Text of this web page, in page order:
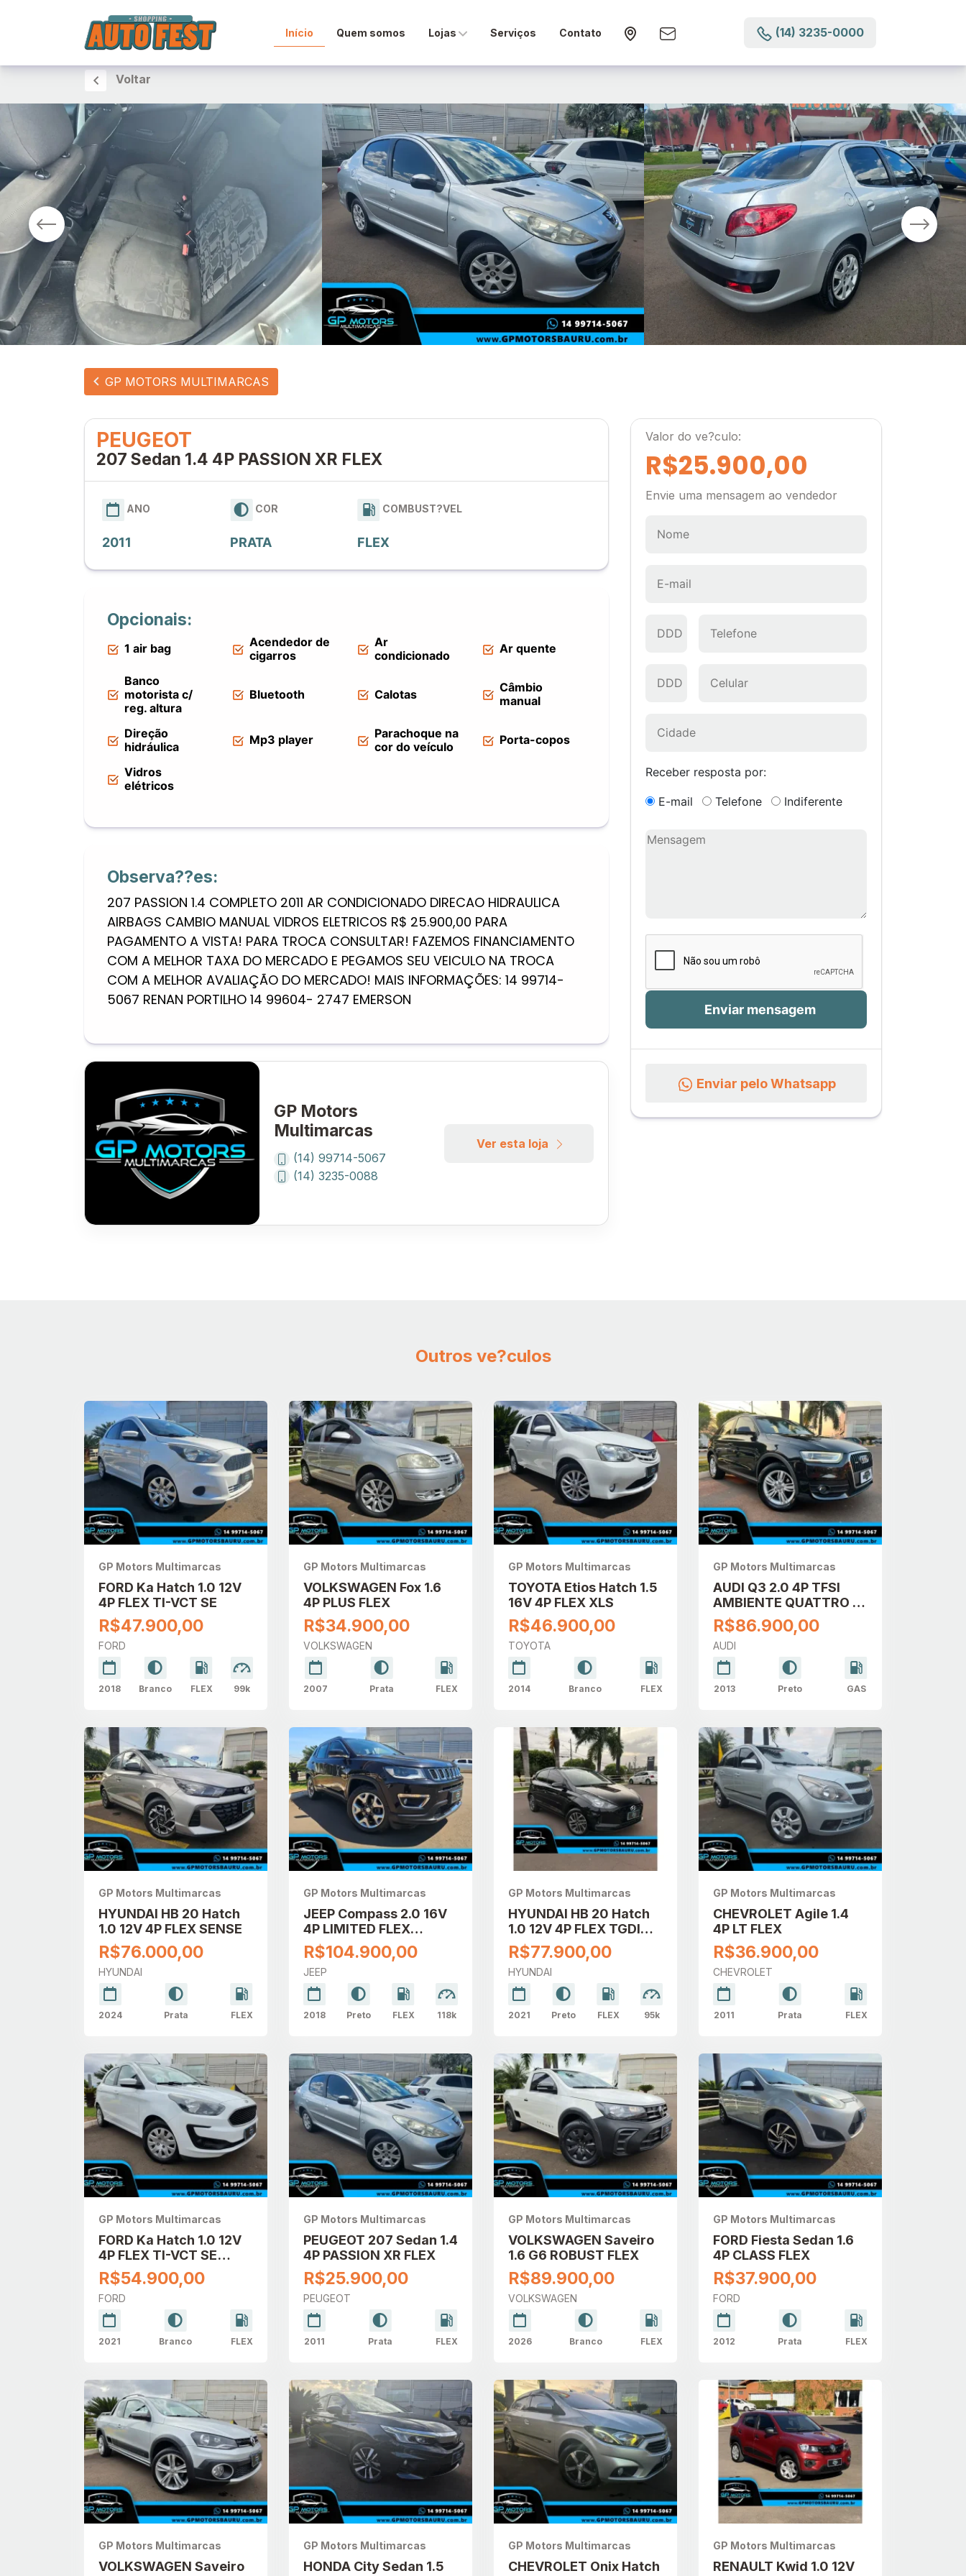
Início Quem somos Lojas Serviços Contato (14) 3235-0000
Voltar
GP MOTORS MULTIMARCAS
PEUGEOT
207 Sedan 1.4 4P PASSION XR FLEX
ANO
2011
COR
PRATA
COMBUST?VEL
FLEX
Opcionais:
1 air bag
Acendedor de
cigarros
Ar
condicionado
Ar quente
Banco
motorista c/
reg. altura
Bluetooth Calotas
Câmbio
manual
Direção
hidráulica
Mp3 player
Parachoque na
cor do veículo
Porta-copos
Vidros
elétricos
Observa??es:
207 PASSION 1.4 COMPLETO 2011 AR CONDICIONADO DIRECAO HIDRAULICA
AIRBAGS CAMBIO MANUAL VIDROS ELETRICOS R$ 25.900,00 PARA
PAGAMENTO A VISTA! PARA TROCA CONSULTAR! FAZEMOS FINANCIAMENTO
COM A MELHOR TAXA DO MERCADO E PEGAMOS SEU VEICULO NA TROCA
COM A MELHOR AVALIAÇÃO DO MERCADO! MAIS INFORMAÇÕES: 14 99714-
5067 RENAN PORTILHO 14 99604- 2747 EMERSON
GP Motors
Multimarcas
(14) 99714-5067
(14) 3235-0088
Ver esta loja
Valor do ve?culo:
R$25.900,00
Envie uma mensagem ao vendedor
Receber resposta por:
E-mail Telefone Indiferente
Enviar pelo Whatsapp
Outros ve?culos
GP Motors Multimarcas
FORD Ka Hatch 1.0 12V
4P FLEX TI-VCT SE
R$47.900,00
FORD
2018 Branco FLEX 99k
GP Motors Multimarcas
VOLKSWAGEN Fox 1.6
4P PLUS FLEX
R$34.900,00
VOLKSWAGEN
2007 Prata FLEX
GP Motors Multimarcas
TOYOTA Etios Hatch 1.5
16V 4P FLEX XLS
R$46.900,00
TOYOTA
2014 Branco FLEX
GP Motors Multimarcas
AUDI Q3 2.0 4P TFSI
AMBIENTE QUATTRO S-
TRONIC AUTOMÁTICO
R$86.900,00
AUDI
2013 Preto GAS
GP Motors Multimarcas
HYUNDAI HB 20 Hatch
1.0 12V 4P FLEX SENSE
R$76.000,00
HYUNDAI
2024 Prata FLEX
GP Motors Multimarcas
JEEP Compass 2.0 16V
4P LIMITED FLEX
AUTOMÁTICO
R$104.900,00
JEEP
2018 Preto FLEX 118k
GP Motors Multimarcas
HYUNDAI HB 20 Hatch
1.0 12V 4P FLEX TGDI
TURBO EVOLUTION
AUTOMÁTICO
R$77.900,00
HYUNDAI
2021 Preto FLEX 95k
GP Motors Multimarcas
CHEVROLET Agile 1.4
4P LT FLEX
R$36.900,00
CHEVROLET
2011 Prata FLEX
GP Motors Multimarcas
FORD Ka Hatch 1.0 12V
4P FLEX TI-VCT SE
PLUS
R$54.900,00
FORD
2021 Branco FLEX
GP Motors Multimarcas
PEUGEOT 207 Sedan 1.4
4P PASSION XR FLEX
R$25.900,00
PEUGEOT
2011 Prata FLEX
GP Motors Multimarcas
VOLKSWAGEN Saveiro
1.6 G6 ROBUST FLEX
R$89.900,00
VOLKSWAGEN
2026 Branco FLEX
GP Motors Multimarcas
FORD Fiesta Sedan 1.6
4P CLASS FLEX
R$37.900,00
FORD
2012 Prata FLEX
GP Motors Multimarcas
VOLKSWAGEN Saveiro
GP Motors Multimarcas
HONDA City Sedan 1.5
GP Motors Multimarcas
CHEVROLET Onix Hatch
GP Motors Multimarcas
RENAULT Kwid 1.0 12V